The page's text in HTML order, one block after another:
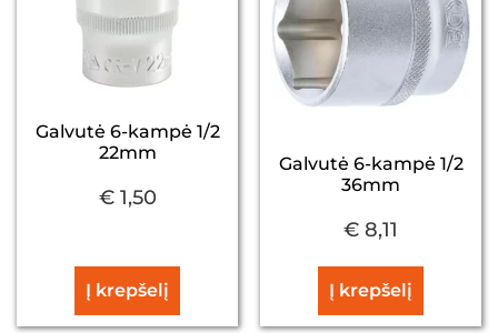
Galvutė 6-kampė 1/2
22mm
€1,50
Į krepšelį
Galvutė 6-kampė 1/2
36mm
€ 8,11
Į krepšelį